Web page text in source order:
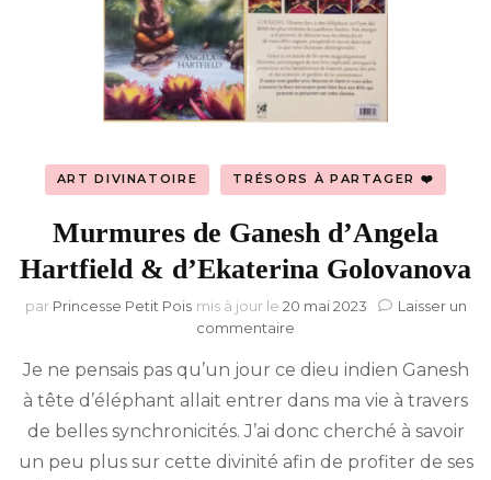
ART DIVINATOIRE TRÉSORS À PARTAGER ❤️
Murmures de Ganesh d’Angela
Hartfield & d’Ekaterina Golovanova
par Princesse Petit Pois mis à jour le 20 mai 2023
Laisser un
commentaire
de
Ganesh
Hartfield
&
Je ne pensais pas qu’un jour ce dieu indien Ganesh
à tête d’éléphant allait entrer dans ma vie à travers
de belles synchronicités. J’ai donc cherché à savoir
un peu plus sur cette divinité afin de profiter de ses